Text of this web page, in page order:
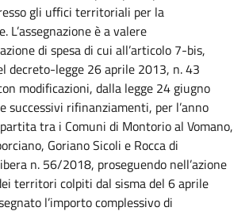
gli uffici territoriali per la
L’assegnazione è a valere
di spesa di cui all’articolo 7-bis,
decreto-legge 26 aprile 2013, n. 43
modificazioni, dalla legge 24 giugno
successivi rifinanziamenti, per l’anno
tra i Comuni di Montorio al Vomano,
Goriano Sicoli e Rocca di
n. 56/2018, proseguendo nell’azione
territori colpiti dal sisma del 6 aprile
l’importo complessivo di